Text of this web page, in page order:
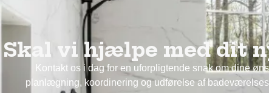
Skal vi hjælpe med dit
Kontakt os i dag for en uforpligtende snak om dine
planlægning, koordinering og udførelse af